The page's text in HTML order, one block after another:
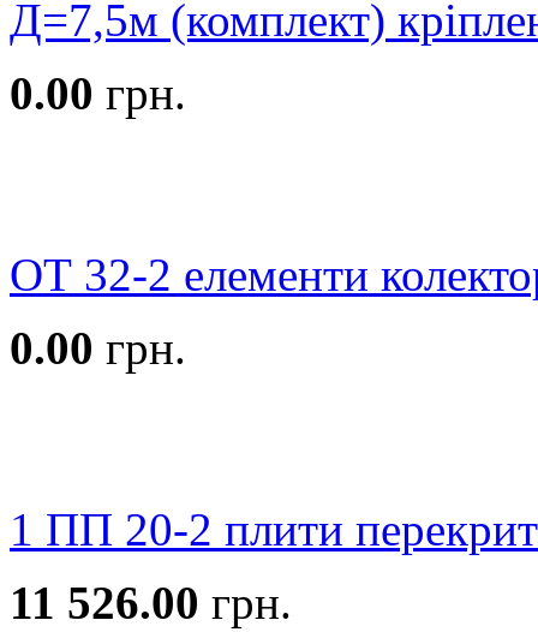
Д=7,5м (комплект)
0.00 грн.
ОТ 32-2 елементи
0.00 грн.
1 ПП 20-2 плити
11 526.00 грн.